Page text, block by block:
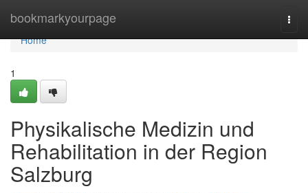
bookmarkyourpage
Home
Home
1
Physikalische Medizin und
Rehabilitation in der Region
Salzburg